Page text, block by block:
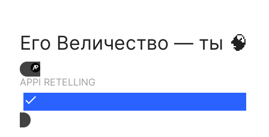
Его Величество — ты 🧠
APPI RETELLING
done